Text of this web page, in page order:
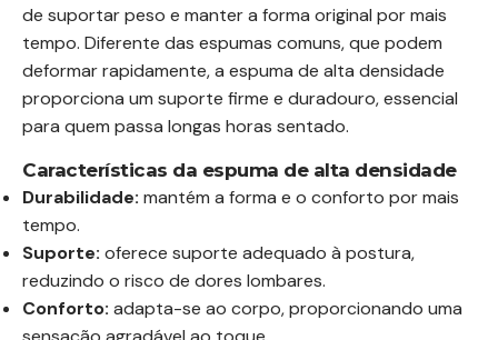
de suportar peso e manter a forma original por mais
tempo. Diferente das espumas comuns, que podem
deformar rapidamente, a espuma de alta densidade
proporciona um suporte firme e duradouro, essencial
para quem passa longas horas sentado.
Características da espuma de alta densidade
Durabilidade: mantém a forma e o conforto por mais
tempo.
Suporte: oferece suporte adequado à postura,
reduzindo o risco de dores lombares.
Conforto: adapta-se ao corpo, proporcionando uma